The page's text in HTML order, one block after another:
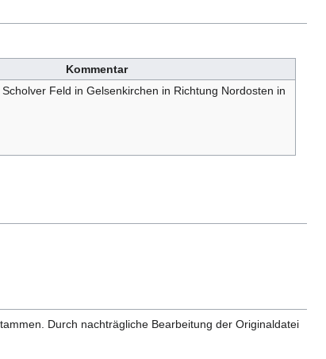
Kommentar
Feld in Gelsenkirchen in Richtung Nordosten in
Durch nachträgliche Bearbeitung der Originaldatei